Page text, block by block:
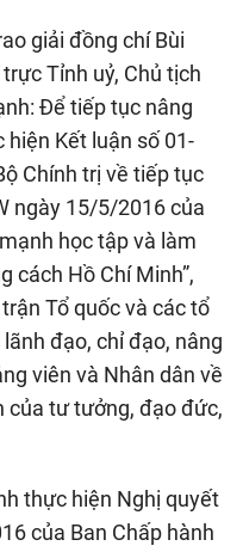
giải đồng chí Bùi
Tỉnh uỷ, Chủ tịch
Để tiếp tục nâng
Kết luận số 01-
Chính trị về tiếp tục
ngày 15/5/2016 của
học tập và làm
cách Hồ Chí Minh”,
Tổ quốc và các tổ
đạo, chỉ đạo, nâng
viên và Nhân dân về
của tư tưởng, đạo đức,
thực hiện Nghị quyết
của Ban Chấp hành